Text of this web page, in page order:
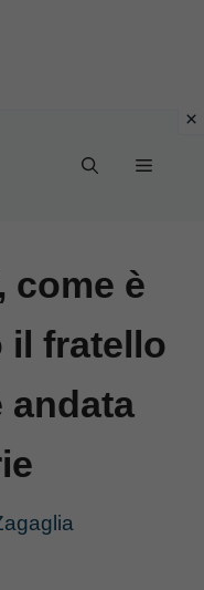
Menu
come è
il fratello
andata